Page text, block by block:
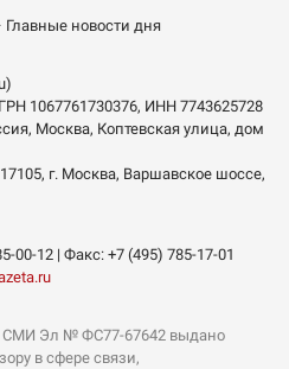
Главные новости дня
1067761730376, ИНН 7743625728
Москва, Коптевская улица, дом
, г. Москва, Варшавское шоссе,
00-12 | Факс: +7 (495) 785-17-01
СМИ Эл № ФС77-67642 выдано
в сфере связи,